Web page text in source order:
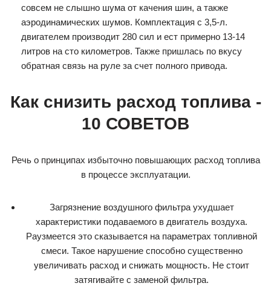
совсем не слышно шума от качения шин, а также
аэродинамических шумов. Комплектация с 3,5-л.
двигателем производит 280 сил и ест примерно 13-14
литров на сто километров. Также пришлась по вкусу
обратная связь на руле за счет полного привода.
Как снизить расход топлива -
10 СОВЕТОВ
Речь о принципах избыточно повышающих расход топлива
в процессе эксплуатации.
Загрязнение воздушного фильтра ухудшает
характеристики подаваемого в двигатель воздуха.
Раузмеется это сказывается на параметрах топливной
смеси. Такое нарушение способно существенно
увеличивать расход и снижать мощность. Не стоит
затягивайте с заменой фильтра.